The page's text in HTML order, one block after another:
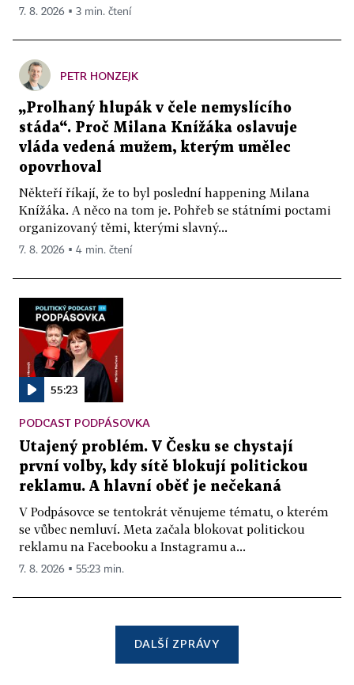
7. 8. 2026 ▪ 3 min. čtení
PETR HONZEJK
„Prolhaný hlupák v čele nemyslícího
stáda“. Proč Milana Knížáka oslavuje
vláda vedená mužem, kterým umělec
opovrhoval
Někteří říkají, že to byl poslední happening Milana
Knížáka. A něco na tom je. Pohřeb se státními poctami
organizovaný těmi, kterými slavný...
7. 8. 2026 ▪ 4 min. čtení
55:23
PODCAST PODPÁSOVKA
Utajený problém. V Česku se chystají
první volby, kdy sítě blokují politickou
reklamu. A hlavní oběť je nečekaná
V Podpásovce se tentokrát věnujeme tématu, o kterém
se vůbec nemluví. Meta začala blokovat politickou
reklamu na Facebooku a Instagramu a...
7. 8. 2026 ▪ 55:23 min.
DALŠÍ ZPRÁVY